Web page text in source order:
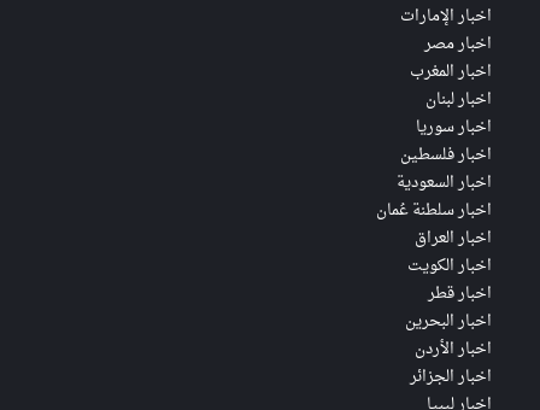
اخبار الإمارات
اخبار مصر
اخبار المغرب
اخبار لبنان
اخبار سوريا
اخبار فلسطين
اخبار السعودية
اخبار سلطنة عُمان
اخبار العراق
اخبار الكويت
اخبار قطر
اخبار البحرين
اخبار الأردن
اخبار الجزائر